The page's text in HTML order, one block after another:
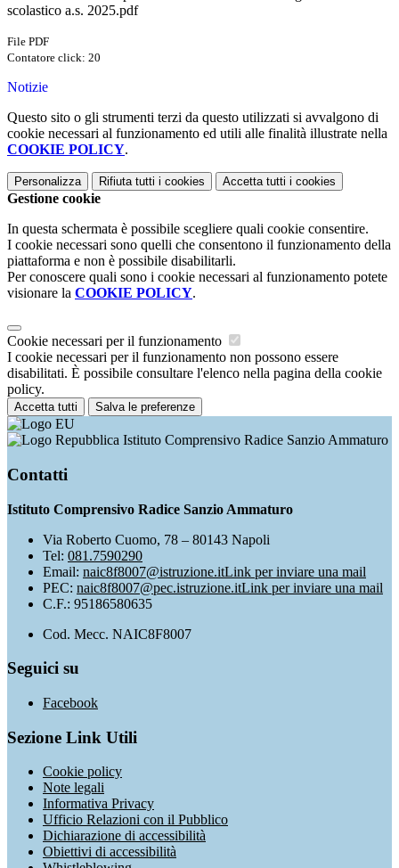
scolastico a.s. 2025.pdf
File PDF
Contatore click: 20
Notizie
Questo sito o gli strumenti terzi da questo utilizzati si avvalgono di
cookie necessari al funzionamento ed utili alle finalità illustrate nella
COOKIE POLICY.
Personalizza Rifiuta tutti i cookies Accetta tutti i cookies
Gestione cookie
In questa schermata è possibile scegliere quali cookie consentire.
I cookie necessari sono quelli che consentono il funzionamento della
piattaforma e non è possibile disabilitarli.
Per conoscere quali sono i cookie necessari al funzionamento potete
visionare la COOKIE POLICY.
Cookie necessari per il funzionamento
I cookie necessari per il funzionamento non possono essere
disabilitati. È possibile consultare l'elenco nella pagina della cookie
policy.
Accetta tutti Salva le preferenze
Istituto Comprensivo Radice Sanzio Ammaturo
Contatti
Istituto Comprensivo Radice Sanzio Ammaturo
Via Roberto Cuomo, 78 – 80143 Napoli
Tel: 081.7590290
Email: naic8f8007@istruzione.itLink per inviare una mail
PEC: naic8f8007@pec.istruzione.itLink per inviare una mail
C.F.: 95186580635
Cod. Mecc. NAIC8F8007
Seguici su
Facebook
Sezione Link Utili
Cookie policy
Note legali
Informativa Privacy
Ufficio Relazioni con il Pubblico
Dichiarazione di accessibilità
Obiettivi di accessibilità